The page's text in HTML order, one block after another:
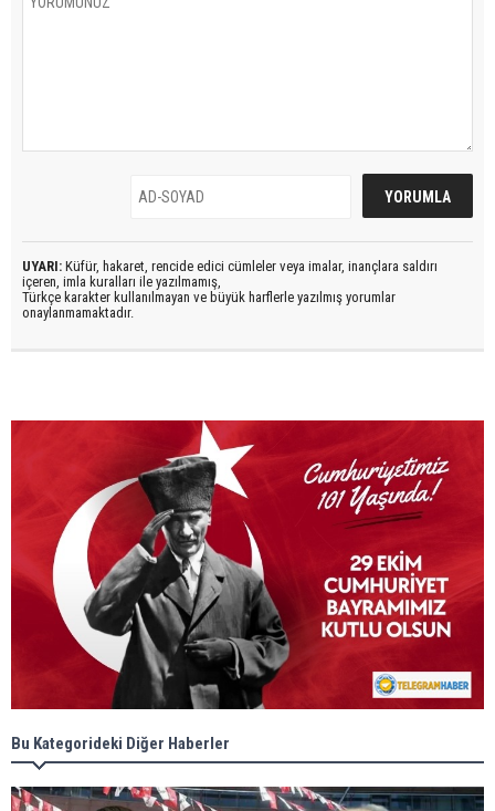
UYARI: Küfür, hakaret, rencide edici cümleler veya imalar, inançlara saldırı
içeren, imla kuralları ile yazılmamış,
Türkçe karakter kullanılmayan ve büyük harflerle yazılmış yorumlar
onaylanmamaktadır.
Bu Kategorideki Diğer Haberler